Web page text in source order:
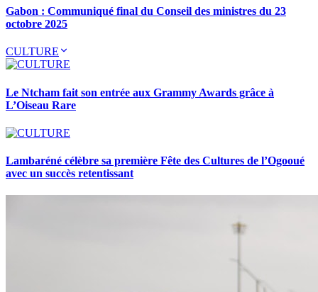
Gabon : Communiqué final du Conseil des ministres du 23
octobre 2025
CULTURE
Le Ntcham fait son entrée aux Grammy Awards grâce à
L’Oiseau Rare
Lambaréné célèbre sa première Fête des Cultures de l’Ogooué
avec un succès retentissant